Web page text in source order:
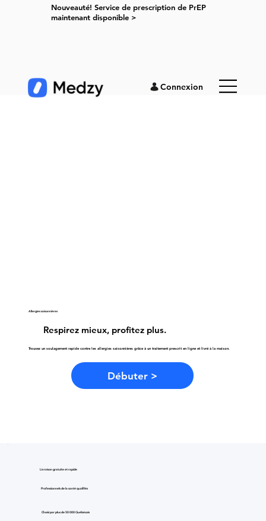
Nouveauté! Service de prescription de PrEP
maintenant disponible >
Connexion
Allergies saisonnières
Respirez mieux, profitez plus.
Trouvez un soulagement rapide contre les allergies saisonnières grâce à un traitement prescrit en ligne et livré à la maison.
Débuter >
Livraison gratuite et rapide
Professionnels de la santé qualifiés
Choisi par plus de 50 000 Québécois